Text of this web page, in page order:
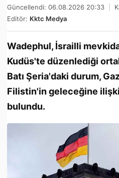
Güncellendi: 06.08.2026 20:33
Editör: Kktc Medya
Wadephul, İsrailli
Kudüs'te düzenlediği
Batı Şeria'daki durum,
Filistin'in geleceğine
bulundu.